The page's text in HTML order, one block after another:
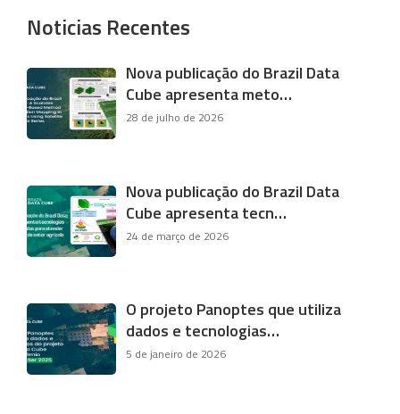
Noticias Recentes
Nova publicação do Brazil Data
Cube apresenta meto…
28 de julho de 2026
Nova publicação do Brazil Data
Cube apresenta tecn…
24 de março de 2026
O projeto Panoptes que utiliza
dados e tecnologias…
5 de janeiro de 2026